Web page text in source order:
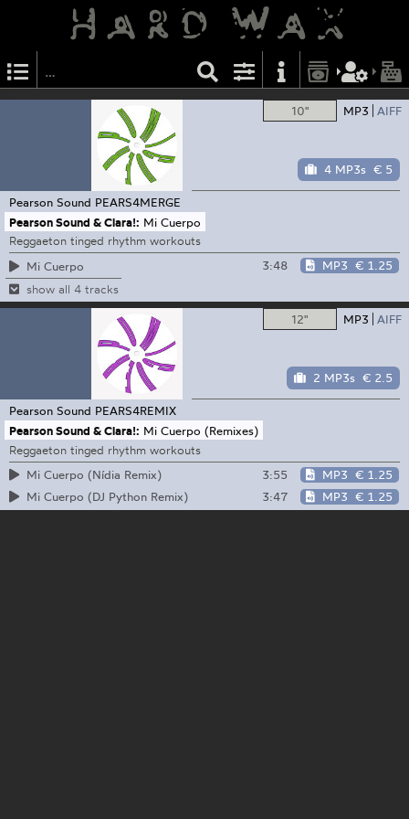
10" MP3 AIFF
4 MP3s € 5
Pearson Sound PEARS4MERGE
Pearson Sound & Clara!: Mi Cuerpo
Reggaeton tinged rhythm workouts
Mi Cuerpo
3:48 MP3 € 1.25
show all 4 tracks
12" MP3 AIFF
2 MP3s € 2.5
Pearson Sound PEARS4REMIX
Pearson Sound & Clara!: Mi Cuerpo (Remixes)
Reggaeton tinged rhythm workouts
Mi Cuerpo (Nídia Remix)
3:55 MP3 € 1.25
Mi Cuerpo (DJ Python Remix)
3:47 MP3 € 1.25